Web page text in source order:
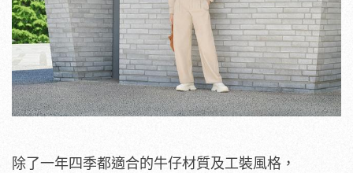
除了一年四季都適合的牛仔材質及工裝風格，